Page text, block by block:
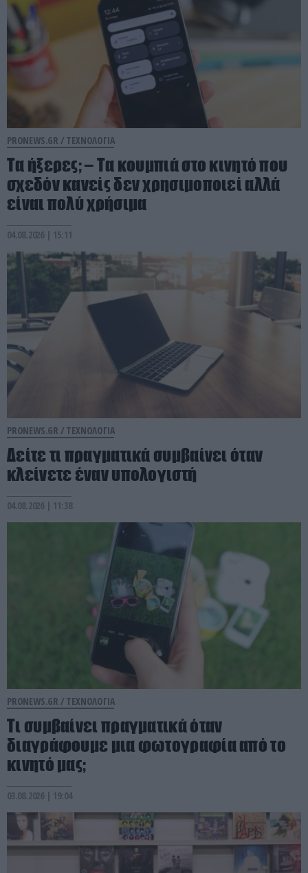
PRONEWS.GR / ΤΕΧΝΟΛΟΓΙΑ
Τα ήξερες; – Τα κουμπιά στο κινητό που
σχεδόν κανείς δεν χρησιμοποιεί αλλά
είναι πολύ χρήσιμα
04.08.2026 | 15:11
PRONEWS.GR / ΤΕΧΝΟΛΟΓΙΑ
Δείτε τι πραγματικά συμβαίνει όταν
κλείνετε έναν υπολογιστή
04.08.2026 | 11:38
PRONEWS.GR / ΤΕΧΝΟΛΟΓΙΑ
Τι συμβαίνει πραγματικά όταν
διαγράφουμε μια φωτογραφία από το
κινητό μας;
03.08.2026 | 19:04